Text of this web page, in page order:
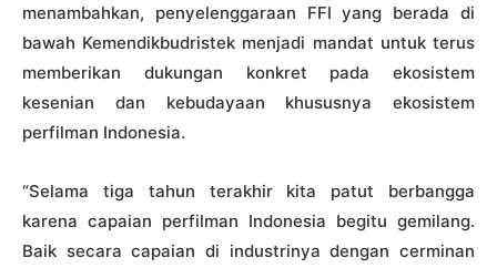
menambahkan, penyelenggaraan FFI yang berada di
bawah Kemendikbudristek menjadi mandat untuk terus
memberikan dukungan konkret pada ekosistem
kesenian dan kebudayaan khususnya ekosistem
perfilman Indonesia.
“Selama tiga tahun terakhir kita patut berbangga
karena capaian perfilman Indonesia begitu gemilang.
Baik secara capaian di industrinya dengan cerminan